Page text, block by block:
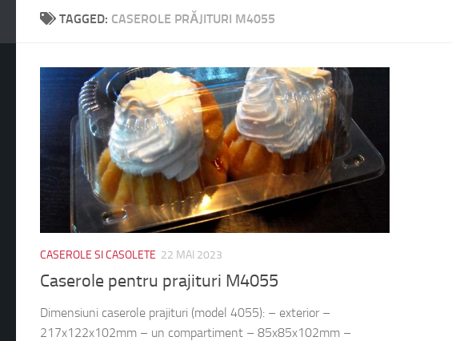
TAGGED: CASEROLE PRĂJITURI M4055
CASEROLE SI CASOLETE 22 MAI 2023
Caserole pentru prajituri M4055
Dimensiuni caserole prajituri (model 4055): – exterior –
217x122x102mm – un compartiment – 85x85x102mm –